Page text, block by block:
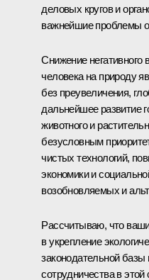
деловых кругов и
важнейшие проблемы
Снижение негативного
человека на природу
без преувеличения,
дальнейшее развитие
животного и
безусловным
чистых технологий,
экономики и
возобновляемых и
Рассчитываю, что
в укрепление
законодательной базы
сотрудничества в